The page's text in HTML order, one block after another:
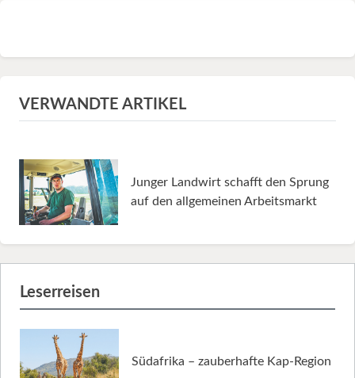
VERWANDTE ARTIKEL
Junger Landwirt schafft den Sprung
auf den allgemeinen Arbeitsmarkt
Leserreisen
Südafrika – zauberhafte Kap-Region